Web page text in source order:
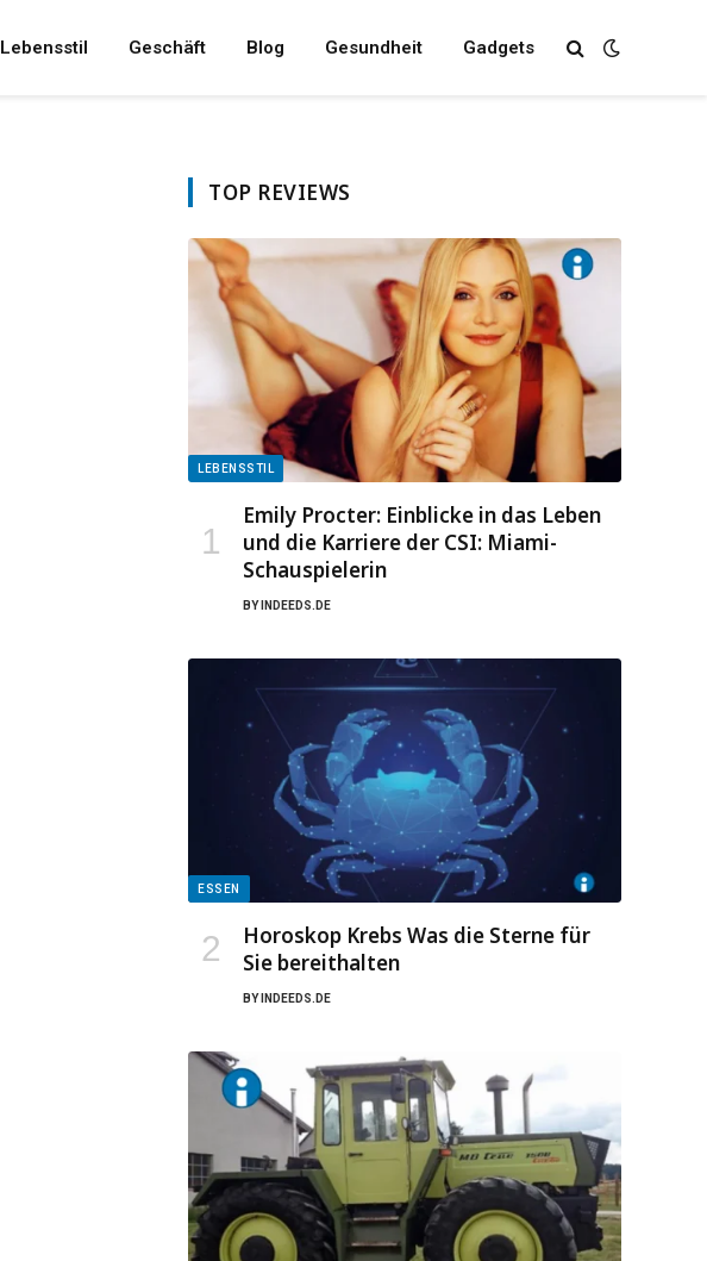
Lebensstil Geschäft Blog Gesundheit Gadgets
TOP REVIEWS
LEBENSSTIL
Emily Procter: Einblicke in das Leben
und die Karriere der CSI: Miami-
Schauspielerin
BY INDEEDS.DE
ESSEN
Horoskop Krebs Was die Sterne für
Sie bereithalten
BY INDEEDS.DE